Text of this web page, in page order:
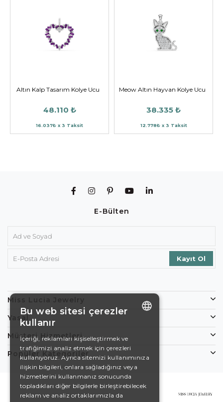
Altın Kalp Tasarım Kolye Ucu
48.110 ₺
16.037₺ x 3 Taksit
Meow Altın Hayvan Kolye Ucu
38.335 ₺
12.778₺ x 3 Taksit
E-Bülten
Miss Lucia Jewelry
Yasal
Müşteri Hizmetleri
Popüler Kategoriler
DE
EN
SWEDISH
Bu web sitesi çerezler
kullanır
İçeriği, reklamları kişiselleştirmek ve
trafiğimizi analiz etmek için çerezleri
kullanıyoruz. Ayrıca sitemizi kullanımınıza
ilişkin bilgileri, onlara sağladığınız veya
hizmetlerini kullanmanız sonucunda
topladıkları diğer bilgilerle birleştirebilecek
reklam ve analiz ortaklarımızla da